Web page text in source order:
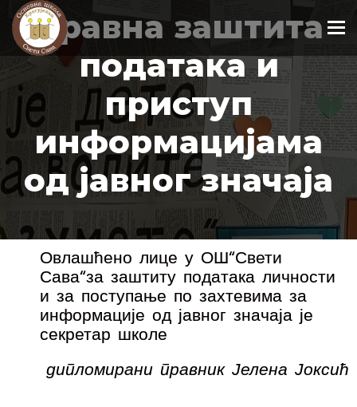
Правна заштита
података и
приступ
информацијама
од јавног значаја
Овлашћено лице у ОШ“Свети
Сава“за заштиту података личности
и за поступање по захтевима за
информације од јавног значаја је
секретар школе
дипломирани правник Јелена Јоксић